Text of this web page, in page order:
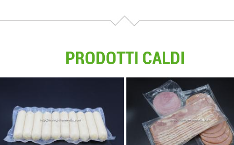
PRODOTTI CALDI